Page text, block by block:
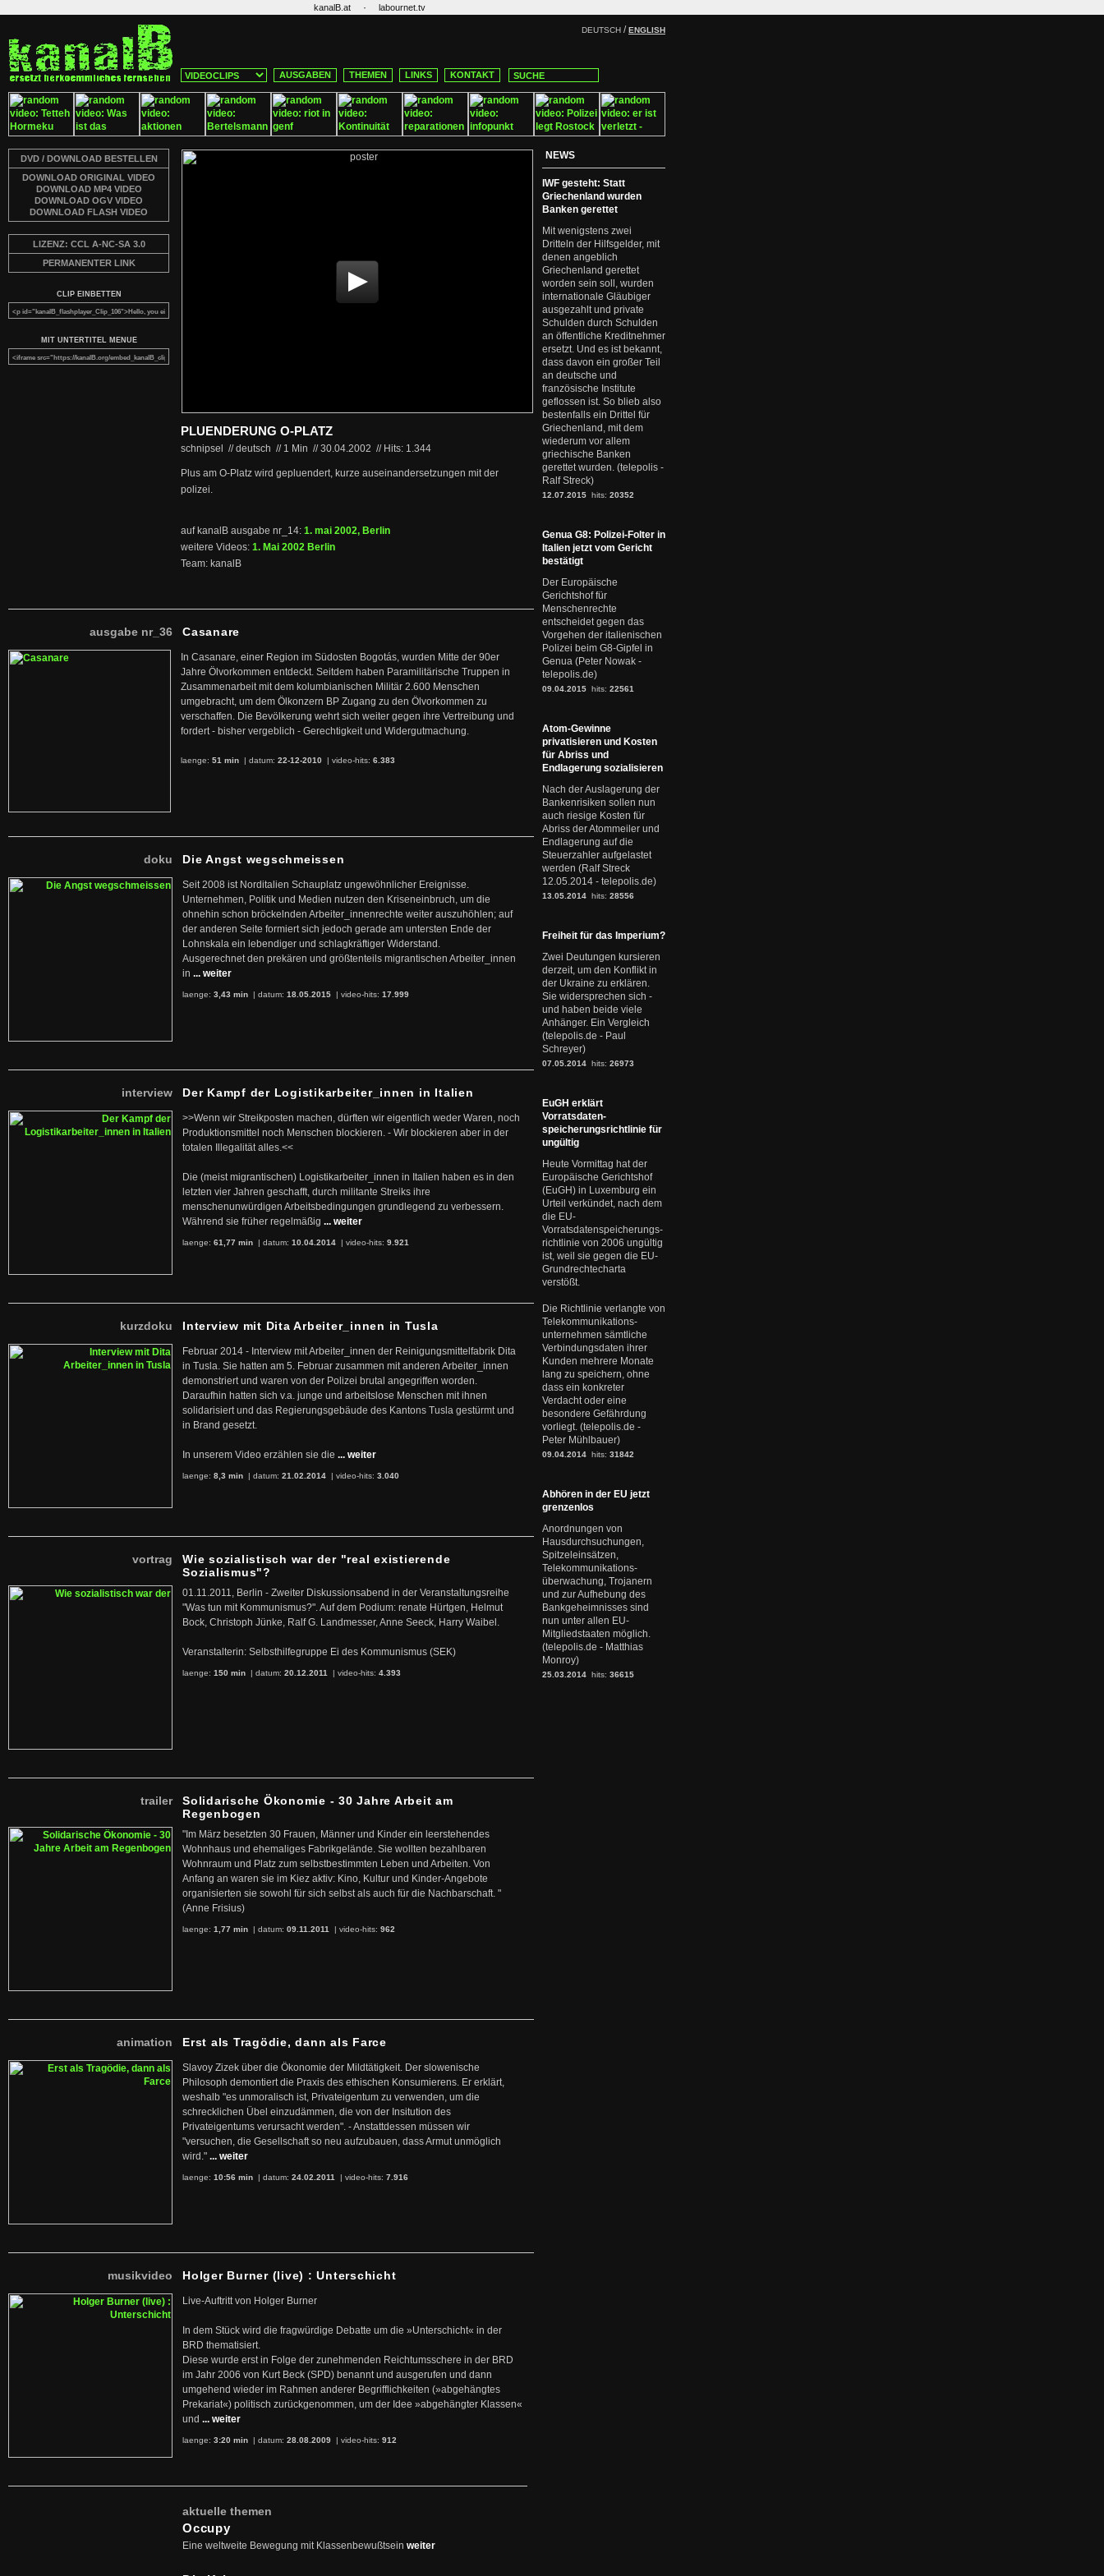
kanalB.at · labournet.tv
DEUTSCH /ENGLISH
AUSGABEN THEMEN LINKS KONTAKT
DVD / DOWNLOAD BESTELLEN
DOWNLOAD ORIGINAL VIDEO
DOWNLOAD MP4 VIDEO
DOWNLOAD OGV VIDEO
DOWNLOAD FLASH VIDEO
LIZENZ: CCL A-NC-SA 3.0
PERMANENTER LINK
CLIP EINBETTEN
MIT UNTERTITEL MENUE
PLUENDERUNG O-PLATZ
schnipsel // deutsch // 1 Min //30.04.2002 // Hits: 1.344
Plus am O-Platz wird gepluendert, kurze auseinandersetzungen mit der
polizei.
auf kanalB ausgabe nr_14: 1. mai 2002, Berlin
weitere Videos: 1. Mai 2002 Berlin
Team: kanalB
ausgabe nr_36 Casanare
In Casanare, einer Region im Südosten Bogotás, wurden Mitte der 90er
Jahre Ölvorkommen entdeckt. Seitdem haben Paramilitärische Truppen in
Zusammenarbeit mit dem kolumbianischen Militär 2.600 Menschen
umgebracht, um dem Ölkonzern BP Zugang zu den Ölvorkommen zu
verschaffen. Die Bevölkerung wehrt sich weiter gegen ihre Vertreibung und
fordert - bisher vergeblich - Gerechtigkeit und Widergutmachung.
laenge: 51 min | datum: 22-12-2010 | video-hits: 6.383
doku Die Angst wegschmeissen
Seit 2008 ist Norditalien Schauplatz ungewöhnlicher Ereignisse.
Unternehmen, Politik und Medien nutzen den Kriseneinbruch, um die
ohnehin schon bröckelnden Arbeiter_innenrechte weiter auszuhöhlen; auf
der anderen Seite formiert sich jedoch gerade am untersten Ende der
Lohnskala ein lebendiger und schlagkräftiger Widerstand.
Ausgerechnet den prekären und größtenteils migrantischen Arbeiter_innen
in ... weiter
laenge: 3,43 min | datum: 18.05.2015 | video-hits: 17.999
interview Der Kampf der Logistikarbeiter_innen in Italien
>>Wenn wir Streikposten machen, dürften wir eigentlich weder Waren, noch
Produktionsmittel noch Menschen blockieren. - Wir blockieren aber in der
totalen Illegalität alles.<<
Die (meist migrantischen) Logistikarbeiter_innen in Italien haben es in den
letzten vier Jahren geschafft, durch militante Streiks ihre
menschenunwürdigen Arbeitsbedingungen grundlegend zu verbessern.
Während sie früher regelmäßig ... weiter
laenge: 61,77 min | datum: 10.04.2014 | video-hits: 9.921
kurzdoku Interview mit Dita Arbeiter_innen in Tusla
Februar 2014 - Interview mit Arbeiter_innen der Reinigungsmittelfabrik Dita
in Tusla. Sie hatten am 5. Februar zusammen mit anderen Arbeiter_innen
demonstriert und waren von der Polizei brutal angegriffen worden.
Daraufhin hatten sich v.a. junge und arbeitslose Menschen mit ihnen
solidarisiert und das Regierungsgebäude des Kantons Tusla gestürmt und
in Brand gesetzt.
In unserem Video erzählen sie die ... weiter
laenge: 8,3 min | datum: 21.02.2014 | video-hits: 3.040
vortrag
Wie sozialistisch war der "real existierende
Sozialismus"?
01.11.2011, Berlin - Zweiter Diskussionsabend in der Veranstaltungsreihe
"Was tun mit Kommunismus?". Auf dem Podium: renate Hürtgen, Helmut
Bock, Christoph Jünke, Ralf G. Landmesser, Anne Seeck, Harry Waibel.
Veranstalterin: Selbsthilfegruppe Ei des Kommunismus (SEK)
laenge: 150 min | datum: 20.12.2011 | video-hits: 4.393
trailer
Solidarische Ökonomie - 30 Jahre Arbeit am
Regenbogen
"Im März besetzten 30 Frauen, Männer und Kinder ein leerstehendes
Wohnhaus und ehemaliges Fabrikgelände. Sie wollten bezahlbaren
Wohnraum und Platz zum selbstbestimmten Leben und Arbeiten. Von
Anfang an waren sie im Kiez aktiv: Kino, Kultur und Kinder-Angebote
organisierten sie sowohl für sich selbst als auch für die Nachbarschaft. "
(Anne Frisius)
laenge: 1,77 min | datum: 09.11.2011 | video-hits: 962
animation Erst als Tragödie, dann als Farce
Slavoy Zizek über die Ökonomie der Mildtätigkeit. Der slowenische
Philosoph demontiert die Praxis des ethischen Konsumierens. Er erklärt,
weshalb "es unmoralisch ist, Privateigentum zu verwenden, um die
schrecklichen Übel einzudämmen, die von der Insitution des
Privateigentums verursacht werden". - Anstattdessen müssen wir
"versuchen, die Gesellschaft so neu aufzubauen, dass Armut unmöglich
wird." ... weiter
laenge: 10:56 min | datum: 24.02.2011 | video-hits: 7.916
musikvideo Holger Burner (live) : Unterschicht
Live-Auftritt von Holger Burner
In dem Stück wird die fragwürdige Debatte um die »Unterschicht« in der
BRD thematisiert.
Diese wurde erst in Folge der zunehmenden Reichtumsschere in der BRD
im Jahr 2006 von Kurt Beck (SPD) benannt und ausgerufen und dann
umgehend wieder im Rahmen anderer Begrifflichkeiten (»abgehängtes
Prekariat«) politisch zurückgenommen, um der Idee »abgehängter Klassen«
und ... weiter
laenge: 3:20 min | datum: 28.08.2009 | video-hits: 912
aktuelle themen
Occupy
Eine weltweite Bewegung mit Klassenbewußtsein weiter
NEWS
IWF gesteht: Statt
Griechenland wurden
Banken gerettet
Mit wenigstens zwei
Dritteln der Hilfsgelder, mit
denen angeblich
Griechenland gerettet
worden sein soll, wurden
internationale Gläubiger
ausgezahlt und private
Schulden durch Schulden
an öffentliche Kreditnehmer
ersetzt. Und es ist bekannt,
dass davon ein großer Teil
an deutsche und
französische Institute
geflossen ist. So blieb also
bestenfalls ein Drittel für
Griechenland, mit dem
wiederum vor allem
griechische Banken
gerettet wurden. (telepolis -
Ralf Streck)
12.07.2015 hits: 20352
Genua G8: Polizei-Folter in
Italien jetzt vom Gericht
bestätigt
Der Europäische
Gerichtshof für
Menschenrechte
entscheidet gegen das
Vorgehen der italienischen
Polizei beim G8-Gipfel in
Genua (Peter Nowak -
telepolis.de)
09.04.2015 hits: 22561
Atom-Gewinne
privatisieren und Kosten
für Abriss und
Endlagerung sozialisieren
Nach der Auslagerung der
Bankenrisiken sollen nun
auch riesige Kosten für
Abriss der Atommeiler und
Endlagerung auf die
Steuerzahler aufgelastet
werden (Ralf Streck
12.05.2014 - telepolis.de)
13.05.2014 hits: 28556
Freiheit für das Imperium?
Zwei Deutungen kursieren
derzeit, um den Konflikt in
der Ukraine zu erklären.
Sie widersprechen sich -
und haben beide viele
Anhänger. Ein Vergleich
(telepolis.de - Paul
Schreyer)
07.05.2014 hits: 26973
EuGH erklärt
Vorratsdaten-
speicherungsrichtlinie für
ungültig
Heute Vormittag hat der
Europäische Gerichtshof
(EuGH) in Luxemburg ein
Urteil verkündet, nach dem
die EU-
Vorratsdatenspeicherungs-
richtlinie von 2006 ungültig
ist, weil sie gegen die EU-
Grundrechtecharta
verstößt.
Die Richtlinie verlangte von
Telekommunikations-
unternehmen sämtliche
Verbindungsdaten ihrer
Kunden mehrere Monate
lang zu speichern, ohne
dass ein konkreter
Verdacht oder eine
besondere Gefährdung
vorliegt. (telepolis.de -
Peter Mühlbauer)
09.04.2014 hits: 31842
Abhören in der EU jetzt
grenzenlos
Anordnungen von
Hausdurchsuchungen,
Spitzeleinsätzen,
Telekommunikations-
überwachung, Trojanern
und zur Aufhebung des
Bankgeheimnisses sind
nun unter allen EU-
Mitgliedstaaten möglich.
(telepolis.de - Matthias
Monroy)
25.03.2014 hits: 36615